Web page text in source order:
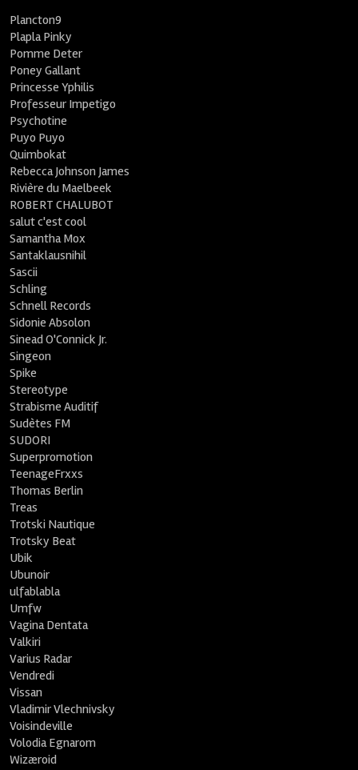
Plancton9
Plapla Pinky
Pomme Deter
Poney Gallant
Princesse Yphilis
Professeur Impetigo
Psychotine
Puyo Puyo
Quimbokat
Rebecca Johnson James
Rivière du Maelbeek
ROBERT CHALUBOT
salut c'est cool
Samantha Mox
Santaklausnihil
Sascii
Schling
Schnell Records
Sidonie Absolon
Sinead O'Connick Jr.
Singeon
Spike
Stereotype
Strabisme Auditif
Sudètes FM
SUDORI
Superpromotion
TeenageFrxxs
Thomas Berlin
Treas
Trotski Nautique
Trotsky Beat
Ubik
Ubunoir
ulfablabla
Umfw
Vagina Dentata
Valkiri
Varius Radar
Vendredi
Vissan
Vladimir Vlechnivsky
Voisindeville
Volodia Egnarom
Wizæroid